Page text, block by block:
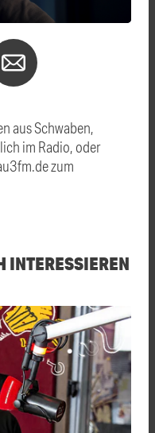
aus Schwaben,
im Radio, oder
zum
INTERESSIEREN